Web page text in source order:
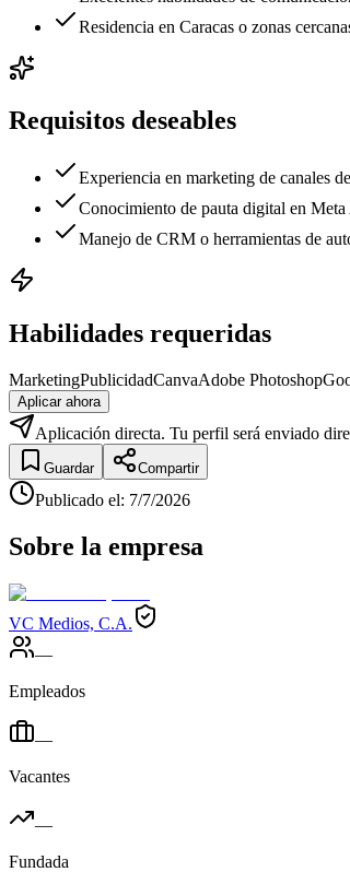
Residencia en Caracas o zonas
Requisitos deseables
Experiencia en marketing de canales
Conocimiento de pauta digital en
Manejo de CRM o herramientas de
Habilidades requeridas
MarketingPublicidadCanvaAdobe Photoshop
Aplicar ahora
Aplicación directa. Tu perfil será enviado
Guardar Compartir
Publicado el: 7/7/2026
Sobre la empresa
VC Medios, C.A.
—
Empleados
—
Vacantes
—
Fundada